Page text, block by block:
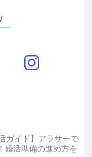
ガイド】アラサーで
婚活準備の進め方を